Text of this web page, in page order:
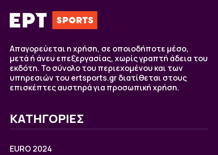
Απαγορεύεται η χρήση, σε οποιοδήποτε μέσο,
μετά ή άνευ επεξεργασίας, χωρίς γραπτή άδεια του
εκδότη. Το σύνολο του περιεχομένου και των
υπηρεσιών του ertsports.gr διατίθεται στους
επισκέπτες αυστηρά για προσωπική χρήση.
ΚΑΤΗΓΟΡΙΕΣ
EURO 2024